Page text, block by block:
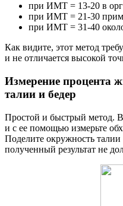
при ИМТ = 13-20 в
при ИМТ = 21-30
при ИМТ = 31-40
Как видите, этот метод
и не отличается высокой
Измерение процента
талии и бедер
Простой и быстрый метод.
и с ее помощью измерьте
Поделите окружность
полученный результат не